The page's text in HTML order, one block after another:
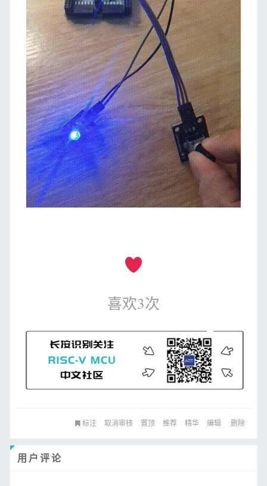
喜欢3次
标注 取消审核 置顶 推荐 精华 编辑 删除
用户评论